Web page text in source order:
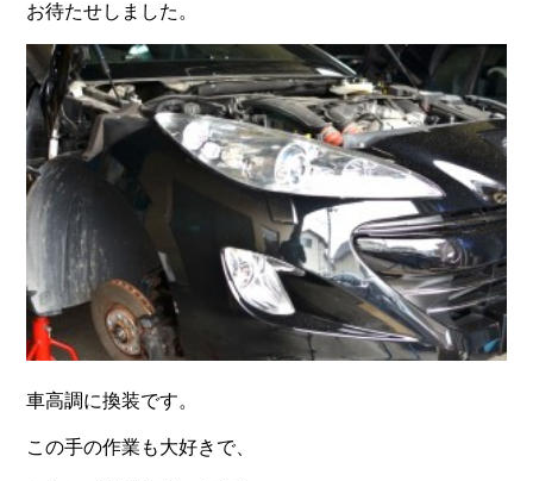
お待たせしました。
車高調に換装です。
この手の作業も大好きで、